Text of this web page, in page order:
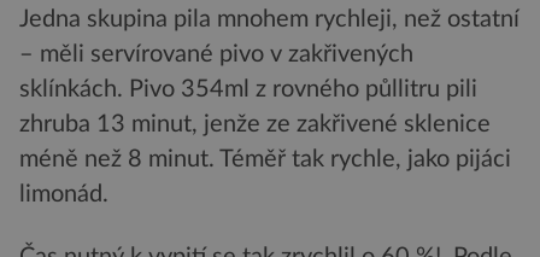
Jedna skupina pila mnohem rychleji, než ostatní
– měli servírované pivo v zakřivených
sklínkách. Pivo 354ml z rovného půllitru pili
zhruba 13 minut, jenže ze zakřivené sklenice
méně než 8 minut. Téměř tak rychle, jako pijáci
limonád.